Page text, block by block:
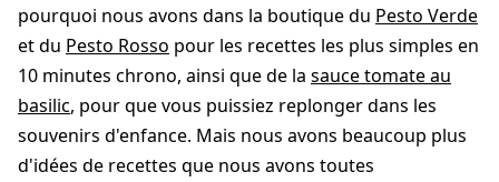
pourquoi nous avons dans la boutique du Pesto Verde
et du Pesto Rosso pour les recettes les plus simples en
10 minutes chrono, ainsi que de la sauce tomate au
basilic, pour que vous puissiez replonger dans les
souvenirs d'enfance. Mais nous avons beaucoup plus
d'idées de recettes que nous avons toutes